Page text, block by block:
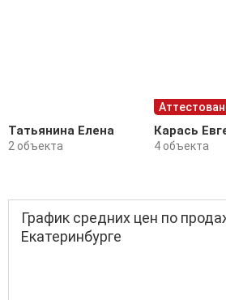
Татьянина Елена
2 объекта
Карась
4 объекта
График средних цен по
Екатеринбурге